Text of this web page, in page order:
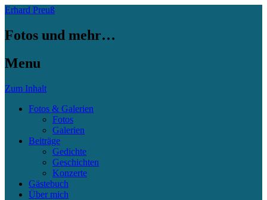
Erhard Preuß
Fotos und mehr…
Menu
Zum Inhalt
Fotos & Galerien
Fotos
Galerien
Beiträge
Gedichte
Geschichten
Konzerte
Gästebuch
Über mich